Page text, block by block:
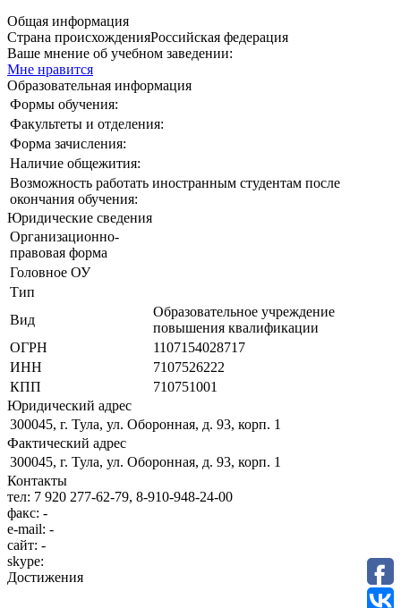
Общая информация
Страна происхожденияРоссийская федерация
Ваше мнение об учебном заведении:
Мне нравится
Образовательная информация
Формы обучения:
Факультеты и отделения:
Форма зачисления:
Наличие общежития:
Возможность работать иностранным студентам после
окончания обучения:
Юридические сведения
Организационно-
правовая форма
Головное ОУ
Тип
Вид
Образовательное учреждение
повышения квалификации
ОГРН
1107154028717
ИНН
7107526222
КПП
710751001
Юридический адрес
300045, г. Тула, ул. Оборонная, д. 93, корп. 1
Фактический адрес
300045, г. Тула, ул. Оборонная, д. 93, корп. 1
Контакты
тел: 7 920 277-62-79, 8-910-948-24-00
факс: -
e-mail: -
сайт: -
skype:
Достижения